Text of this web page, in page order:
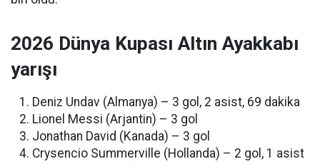
2026 Dünya Kupası Altın Ayakkabı
yarışı
Deniz Undav (Almanya) – 3 gol, 2 asist, 69 dakika
Lionel Messi (Arjantin) – 3 gol
Jonathan David (Kanada) – 3 gol
Crysencio Summerville (Hollanda) – 2 gol, 1 asist